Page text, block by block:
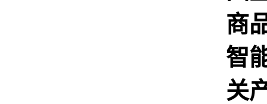
商
智
关